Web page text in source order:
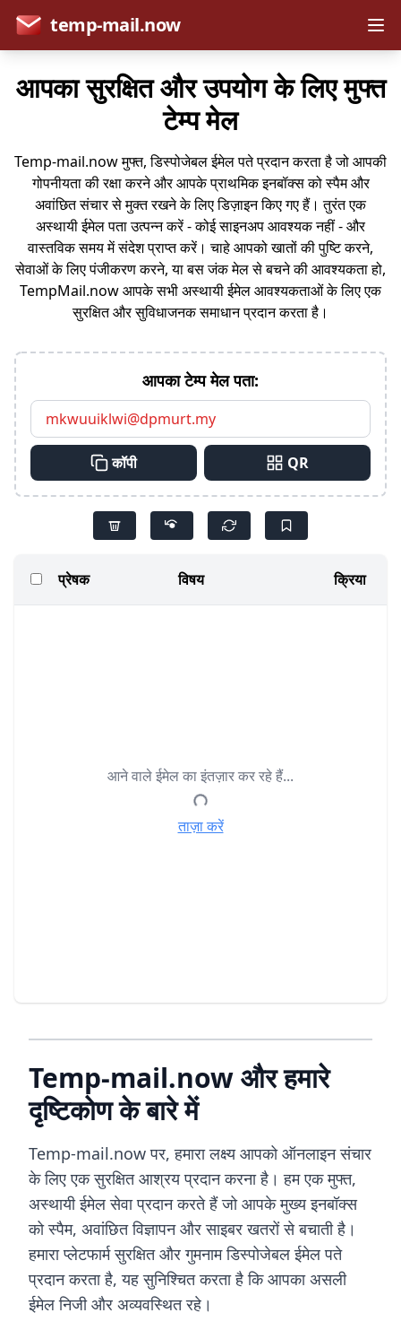
temp-mail.now
आपका सुरक्षित और उपयोग के लिए मुफ्त
टेम्प मेल
Temp-mail.now मुफ्त, डिस्पोजेबल ईमेल पते प्रदान करता है जो आपकी
गोपनीयता की रक्षा करने और आपके प्राथमिक इनबॉक्स को स्पैम और
अवांछित संचार से मुक्त रखने के लिए डिज़ाइन किए गए हैं। तुरंत एक
अस्थायी ईमेल पता उत्पन्न करें - कोई साइनअप आवश्यक नहीं - और
वास्तविक समय में संदेश प्राप्त करें। चाहे आपको खातों की पुष्टि करने,
सेवाओं के लिए पंजीकरण करने, या बस जंक मेल से बचने की आवश्यकता हो,
TempMail.now आपके सभी अस्थायी ईमेल आवश्यकताओं के लिए एक
सुरक्षित और सुविधाजनक समाधान प्रदान करता है।
आपका टेम्प मेल पता:
कॉपी QR
प्रेषक विषय क्रिया
आने वाले ईमेल का इंतज़ार कर रहे हैं...
ताज़ा करें
Temp-mail.now और हमारे
दृष्टिकोण के बारे में
Temp-mail.now पर, हमारा लक्ष्य आपको ऑनलाइन संचार
के लिए एक सुरक्षित आश्रय प्रदान करना है। हम एक मुफ्त,
अस्थायी ईमेल सेवा प्रदान करते हैं जो आपके मुख्य इनबॉक्स
को स्पैम, अवांछित विज्ञापन और साइबर खतरों से बचाती है।
हमारा प्लेटफार्म सुरक्षित और गुमनाम डिस्पोजेबल ईमेल पते
प्रदान करता है, यह सुनिश्चित करता है कि आपका असली
ईमेल निजी और अव्यवस्थित रहे।